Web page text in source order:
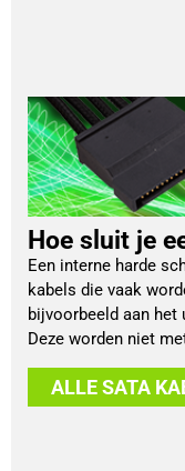
Hoe sluit je
Een interne harde
kabels die vaak
bijvoorbeeld aan het
Deze worden niet
ALLE SATA